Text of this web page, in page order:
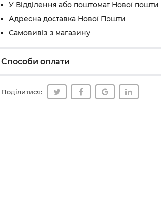
У Вiддiлення або поштомат Нової пошти
Адресна доставка Нової Пошти
Самовивіз з магазину
Способи оплати
Поділитися: